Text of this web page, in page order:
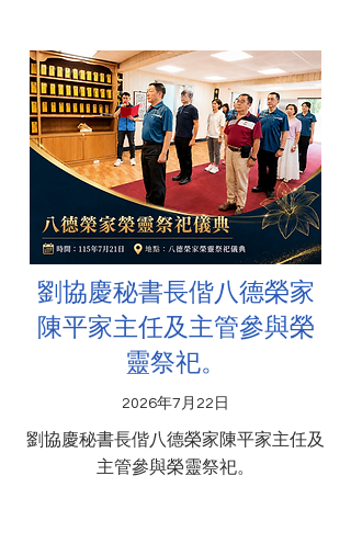
劉協慶秘書長偕八德榮家
陳平家主任及主管參與榮
靈祭祀。
2026年7月22日
劉協慶秘書長偕八德榮家陳平家主任及
主管參與榮靈祭祀。